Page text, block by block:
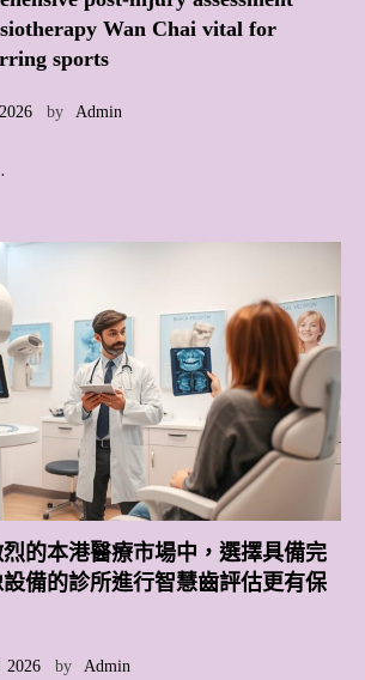
Wan Chai vital for
sports
by Admin
的本港醫療市場中，選擇具備完
備的診所進行智慧齒評估更有保
2026 by Admin